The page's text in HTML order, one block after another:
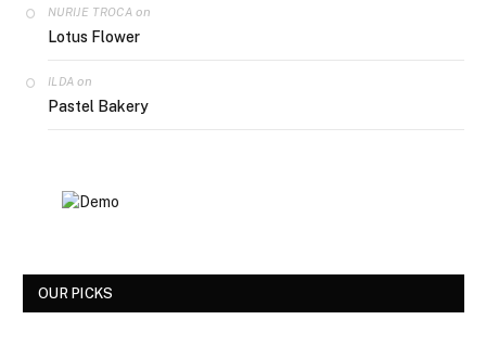
NURIJE TROCAon
Lotus Flower
ILDA on
Pastel Bakery
OUR PICKS